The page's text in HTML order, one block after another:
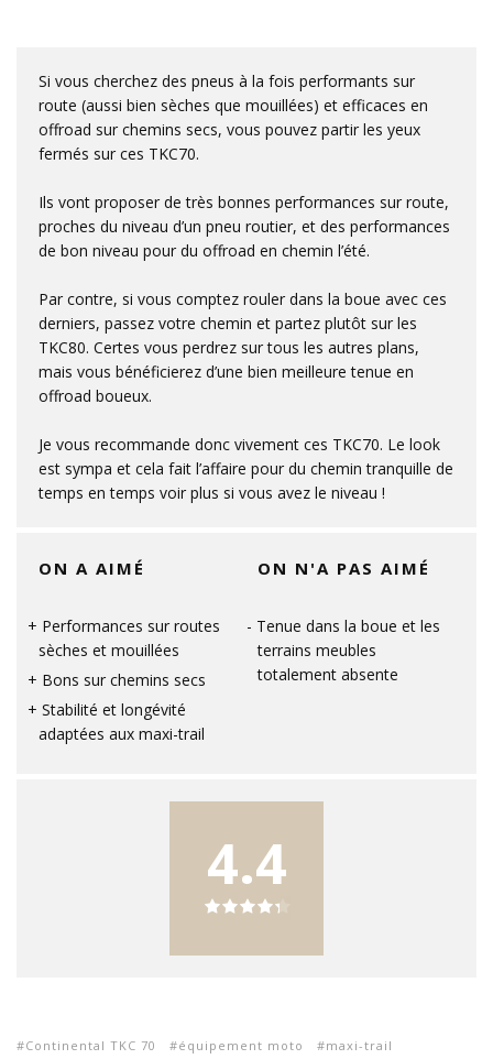
Si vous cherchez des pneus à la fois performants sur
route (aussi bien sèches que mouillées) et efficaces en
offroad sur chemins secs, vous pouvez partir les yeux
fermés sur ces TKC70.
Ils vont proposer de très bonnes performances sur route,
proches du niveau d’un pneu routier, et des performances
de bon niveau pour du offroad en chemin l’été.
Par contre, si vous comptez rouler dans la boue avec ces
derniers, passez votre chemin et partez plutôt sur les
TKC80. Certes vous perdrez sur tous les autres plans,
mais vous bénéficierez d’une bien meilleure tenue en
offroad boueux.
Je vous recommande donc vivement ces TKC70. Le look
est sympa et cela fait l’affaire pour du chemin tranquille de
temps en temps voir plus si vous avez le niveau !
ON A AIMÉ
Performances sur routes
sèches et mouillées
Bons sur chemins secs
Stabilité et longévité
adaptées aux maxi-trail
ON N'A PAS AIMÉ
Tenue dans la boue et les
terrains meubles
totalement absente
4.4
Continental TKC 70 équipement moto
maxi-trail